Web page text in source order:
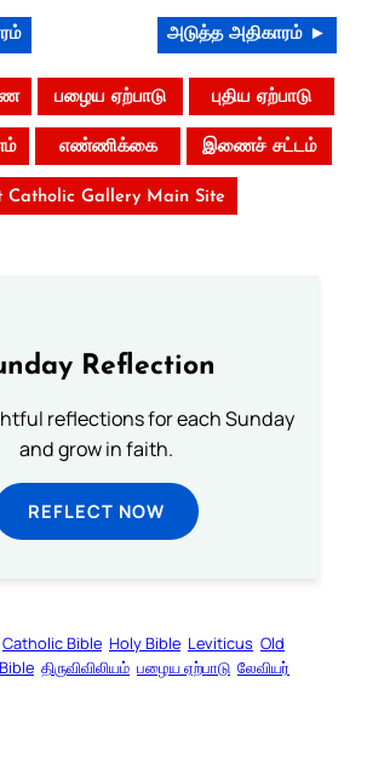
அடுத்த அதிகாரம் ►
பழைய ஏற்பாடு புதிய ஏற்பாடு
எண்ணிக்கை இணைச் சட்டம்
Catholic Gallery Main Site
Reflection
reflections for each Sunday
and grow in faith.
REFLECT NOW
Catholic Bible Holy Bible Leviticus Old
திருவிவிலியம் பழைய ஏற்பாடு லேவியர்